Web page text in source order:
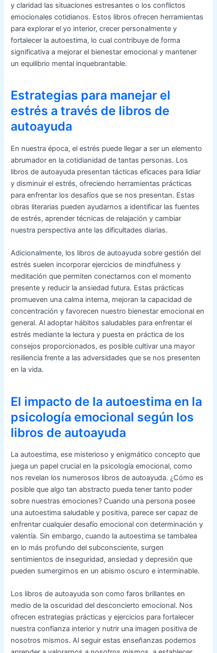
y claridad las situaciones estresantes o los conflictos
emocionales cotidianos. Estos libros ofrecen herramientas
para explorar el yo interior, crecer personalmente y
fortalecer la autoestima, lo cual contribuye de forma
significativa a mejorar el bienestar emocional y mantener
un equilibrio mental inquebrantable.
Estrategias para manejar el
estrés a través de libros de
autoayuda
En nuestra época, el estrés puede llegar a ser un elemento
abrumador en la cotidianidad de tantas personas. Los
libros de autoayuda presentan tácticas eficaces para lidiar
y disminuir el estrés, ofreciendo herramientas prácticas
para enfrentar los desafíos que se nos presentan. Estas
obras literarias pueden ayudarnos a identificar las fuentes
de estrés, aprender técnicas de relajación y cambiar
nuestra perspectiva ante las dificultades diarias.
Adicionalmente, los libros de autoayuda sobre gestión del
estrés suelen incorporar ejercicios de mindfulness y
meditación que permiten conectarnos con el momento
presente y reducir la ansiedad futura. Estas prácticas
promueven una calma interna, mejoran la capacidad de
concentración y favorecen nuestro bienestar emocional en
general. Al adoptar hábitos saludables para enfrentar el
estrés mediante la lectura y puesta en práctica de los
consejos proporcionados, es posible cultivar una mayor
resiliencia frente a las adversidades que se nos presenten
en la vida.
El impacto de la autoestima en la
psicología emocional según los
libros de autoayuda
La autoestima, ese misterioso y enigmático concepto que
juega un papel crucial en la psicología emocional, como
nos revelan los numerosos libros de autoayuda. ¿Cómo es
posible que algo tan abstracto pueda tener tanto poder
sobre nuestras emociones? Cuando una persona posee
una autoestima saludable y positiva, parece ser capaz de
enfrentar cualquier desafío emocional con determinación y
valentía. Sin embargo, cuando la autoestima se tambalea
en lo más profundo del subconsciente, surgen
sentimientos de inseguridad, ansiedad y depresión que
pueden sumergirnos en un abismo oscuro e interminable.
Los libros de autoayuda son como faros brillantes en
medio de la oscuridad del desconcierto emocional. Nos
ofrecen estrategias prácticas y ejercicios para fortalecer
nuestra confianza interior y nutrir una imagen positiva de
nosotros mismos. Al seguir estas enseñanzas podemos